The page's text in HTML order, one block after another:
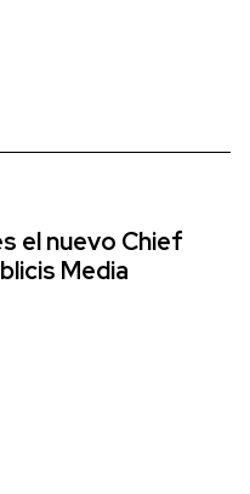
el nuevo Chief
Media